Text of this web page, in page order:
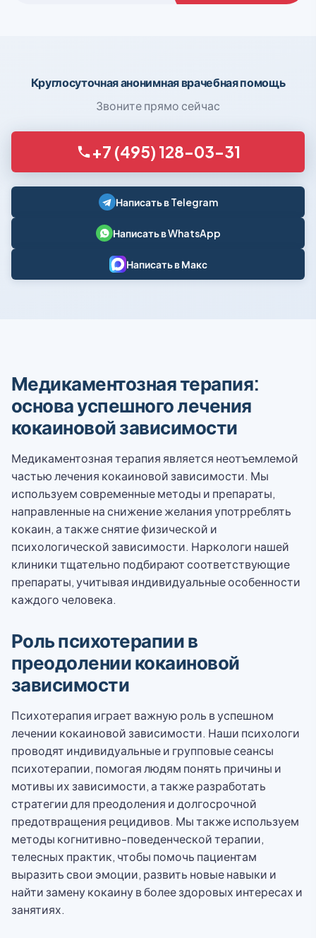
Круглосуточная анонимная врачебная помощь
Звоните прямо сейчас
+7 (495) 128-03-31
Написать в Telegram
Написать в WhatsApp
Написать в Макс
Медикаментозная терапия:
основа успешного лечения
кокаиновой зависимости
Медикаментозная терапия является неотъемлемой
частью лечения кокаиновой зависимости. Мы
используем современные методы и препараты,
направленные на снижение желания употрреблять
кокаин, а также снятие физической и
психологической зависимости. Наркологи нашей
клиники тщательно подбирают соответствующие
препараты, учитывая индивидуальные особенности
каждого человека.
Роль психотерапии в
преодолении кокаиновой
зависимости
Психотерапия играет важную роль в успешном
лечении кокаиновой зависимости. Наши психологи
проводят индивидуальные и групповые сеансы
психотерапии, помогая людям понять причины и
мотивы их зависимости, а также разработать
стратегии для преодоления и долгосрочной
предотвращения рецидивов. Мы также используем
методы когнитивно-поведенческой терапии,
телесных практик, чтобы помочь пациентам
выразить свои эмоции, развить новые навыки и
найти замену кокаину в более здоровых интересах и
занятиях.